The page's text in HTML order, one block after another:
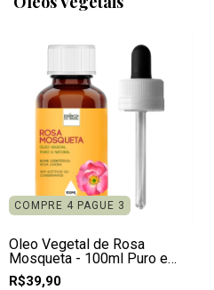
COMPRE 4 PAGUE 3
Óleo Vegetal de Rosa
Mosqueta - 100ml Puro e
Natural
R$39,90